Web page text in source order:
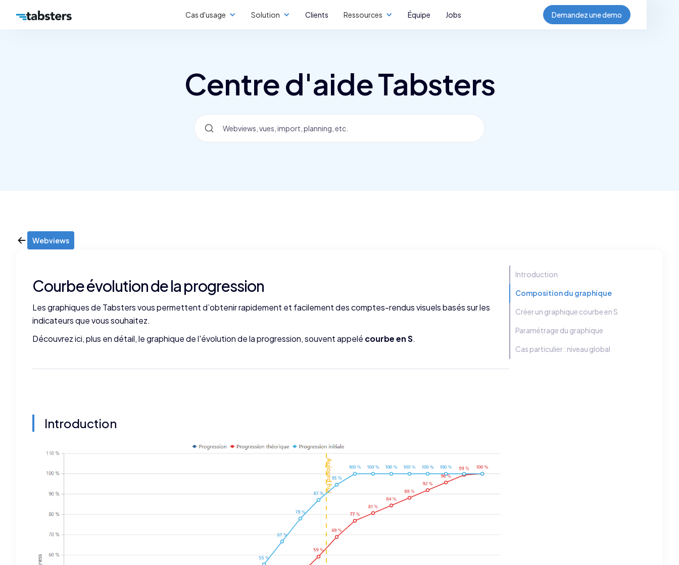
Cas d'usage Solution Clients Ressources Équipe Jobs Demandez une demo
Centre d'aide Tabsters
Webviews
Courbe évolution de la progression
Les graphiques de Tabsters vous permettent d’obtenir rapidement et facilement des comptes-rendus visuels basés sur les
indicateurs que vous souhaitez.
Découvrez ici, plus en détail, le graphique de l'évolution de la progression, souvent appelé courbe en S.
Introduction
Introduction
Composition du graphique
Créer un graphique courbe en S
Paramétrage du graphique
Cas particulier : niveau global